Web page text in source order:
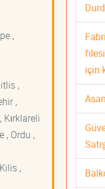
,
,
,
, Ordu ,
,
için